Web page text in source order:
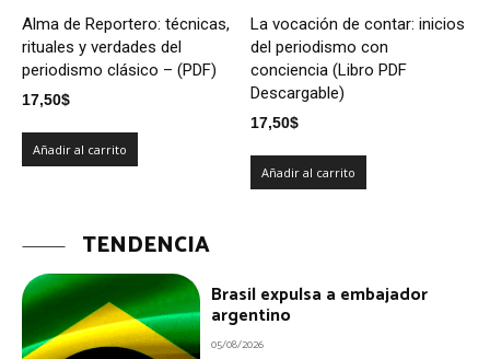
Alma de Reportero: técnicas,
rituales y verdades del
periodismo clásico – (PDF)
17,50$
Añadir al carrito
La vocación de contar: inicios
del periodismo con
conciencia (Libro PDF
Descargable)
17,50$
Añadir al carrito
TENDENCIA
Brasil expulsa a embajador
argentino
05/08/2026